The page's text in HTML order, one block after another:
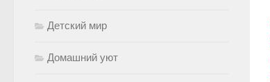
Детский мир
Домашний уют